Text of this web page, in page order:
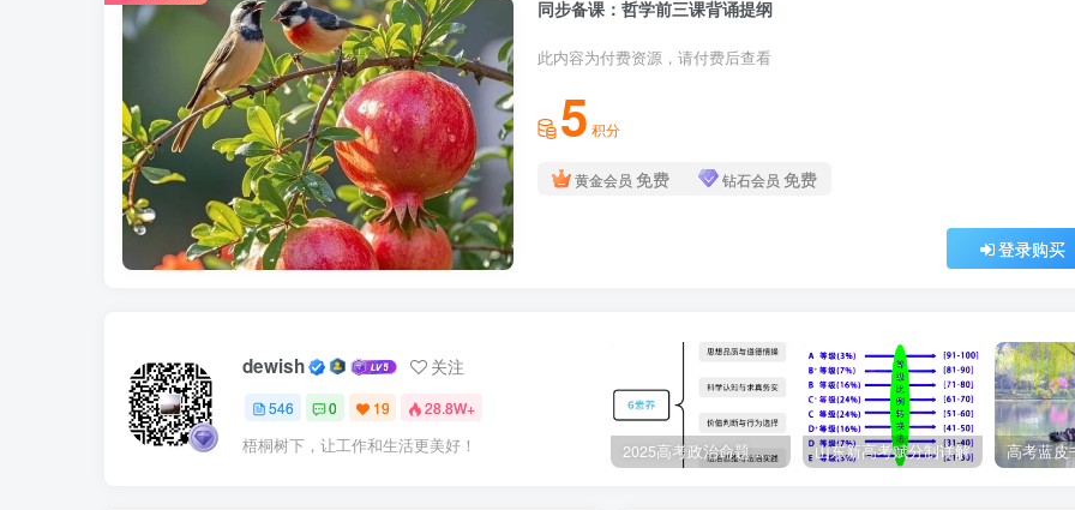
一、马克思主义哲学的历史使命
（一）马克思主义哲学的产生的条件
1.阶级基础：无产阶级的产生与发展
2.自然科学基础：19世纪自然科学发展的成果：细胞学说、能量守恒和转化定律、生物进化论律
1.实践的观点是马克思主义哲学的核心观点。
唯物辩证的自然观和历史观的统一，唯物论和辩证法的统一；实践基础上的科学性和革命性的统一，是无
阶级科学的世界观和方法论。
同步备课：哲学前三课背诵提纲
此内容为付费资源，请付费后查看
5 积分
黄金会员 免费 钻石会员 免费
登录购买
dewish 关注
546 0 19 28.8W+
梧桐树下，让工作和生活更美好！ 2025高考政治命题纲要解读 山东新高考赋分制详解